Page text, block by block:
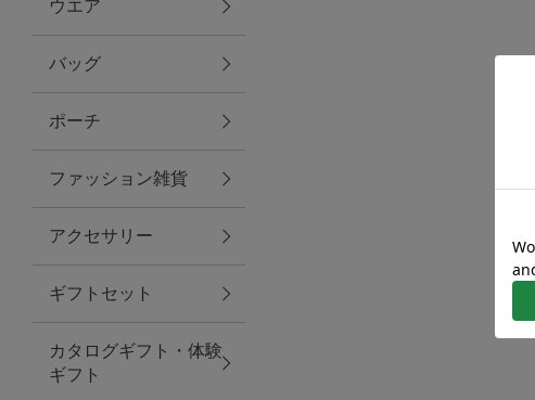
グリーン
バス＆ビューティー
バス＆ビューティー
タオル
ウエア＆バッグ
ウエア
ウエア
バッグ
ポーチ
ファッション雑貨
アクセサリー
ギフトセット
カタログギフト・体験
ギフト